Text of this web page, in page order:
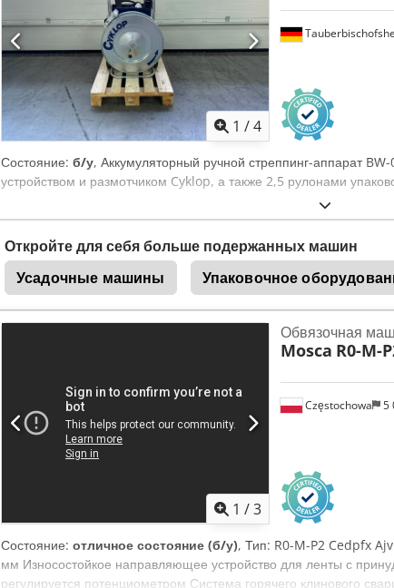
1 /4
Состояние: б/у, Аккумуляторный ручной стреппинг-аппарат
устройством и размотчиком Cyklop, а также 2,5 рулонами
Откройте для себя больше подержанных машин
Усадочные машины
Упаковочное
1 /3
Częstochowa 5
Обвязочная
Mosca R0-M-
Состояние: отличное состояние (б/у), Тип: R0-M-P2 Cedpfx
мм Износостойкое направляющее устройство для ленты с
регулируется потенциометром Система горячего клинового